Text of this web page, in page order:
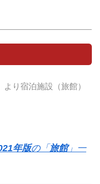
り宿泊施設（旅館）
年版の「 旅館」一